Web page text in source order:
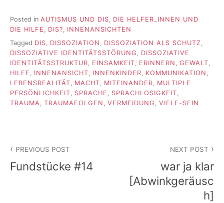
Posted in AUTISMUS UND DIS, DIE HELFER_INNEN UND
DIE HILFE , DIS?, INNENANSICHTEN
Tagged DIS DISSOZIATION DISSOZIATION ALS SCHUTZ
DISSOZIATIVE IDENTITÄTSSTÖRUNG
DISSOZIATIVE
IDENTITÄTSSTRUKTUR
EINSAMKEIT ERINNERN GEWALT
HILFE
INNENANSICHT INNENKINDER KOMMUNIKATION
LEBENSREALITÄT
MACHT MITEINANDER
MULTIPLE
PERSÖNLICHKEIT
SPRACHE SPRACHLOSIGKEIT
TRAUMA
TRAUMAFOLGEN VERMEIDUNG VIELE-SEIN
PREVIOUS POST
Fundstücke #14
NEXT POST
war ja klar
[Abwinkgeräusc
h]